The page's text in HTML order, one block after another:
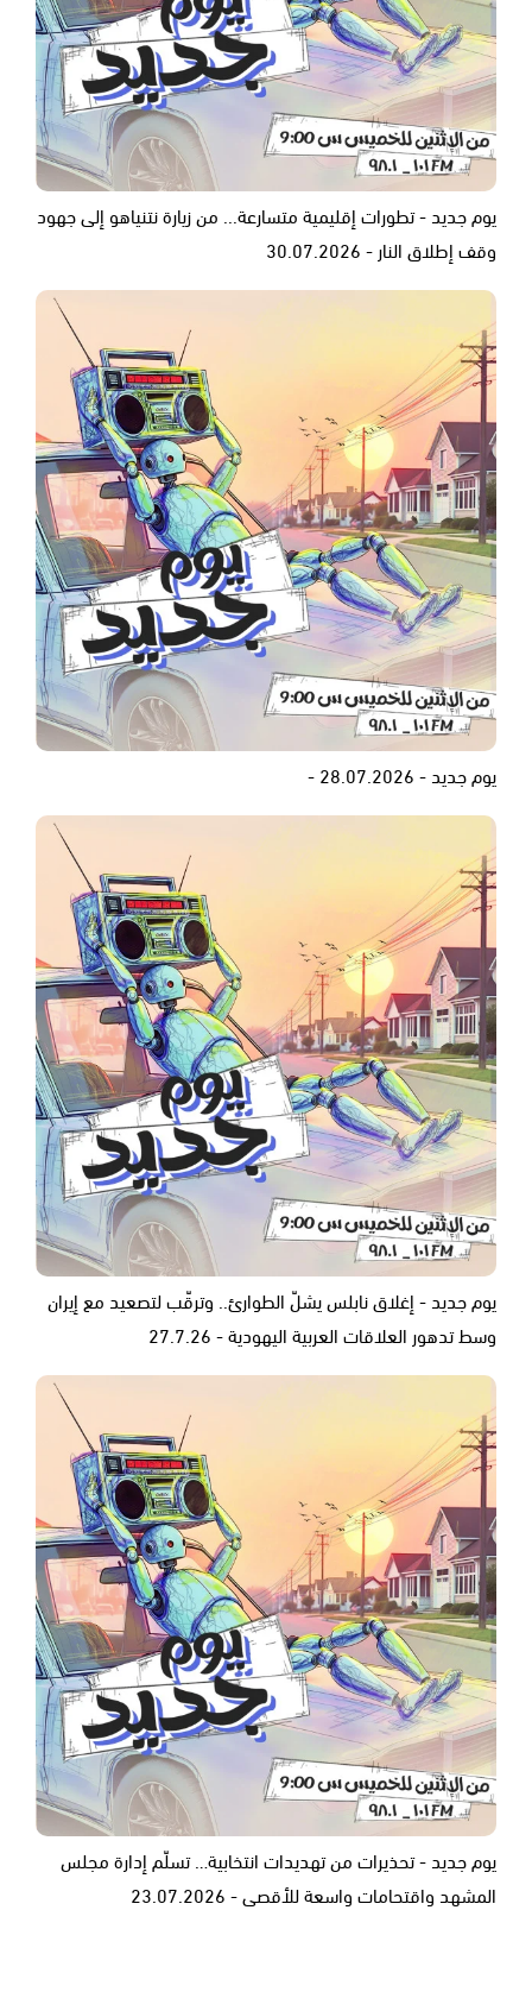
يوم جديد - تطورات إقليمية متسارعة... من زيارة نتنياهو إلى جهود
وقف إطلاق النار - 30.07.2026
يوم جديد - 28.07.2026 -
يوم جديد - إغلاق نابلس يشلّ الطوارئ.. وترقّب لتصعيد مع إيران
وسط تدهور العلاقات العربية اليهودية - 27.7.26
يوم جديد - تحذيرات من تهديدات انتخابية… تسلّم إدارة مجلس
المشهد واقتحامات واسعة للأقصى - 23.07.2026